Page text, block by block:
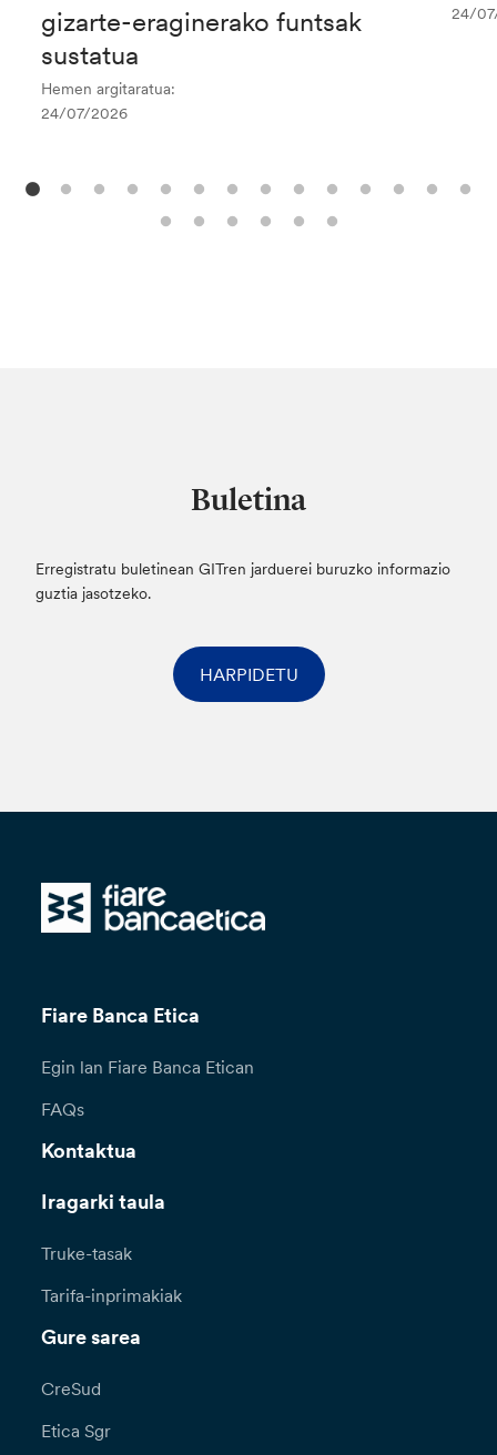
gizarte-eraginerako funtsak
sustatua
Hemen argitaratua:
24/07/2026
24/
Buletina
Erregistratu buletinean GITren jarduerei buruzko informazio
guztia jasotzeko.
HARPIDETU
Fiare Banca Etica
Egin lan Fiare Banca Etican
FAQs
Kontaktua
Iragarki taula
Truke-tasak
Tarifa-inprimakiak
Gure sarea
CreSud
Etica Sgr